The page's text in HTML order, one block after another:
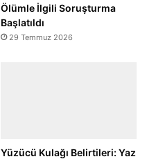
Ölümle İlgili Soruşturma
Başlatıldı
29 Temmuz 2026
Yüzücü Kulağı Belirtileri: Yaz